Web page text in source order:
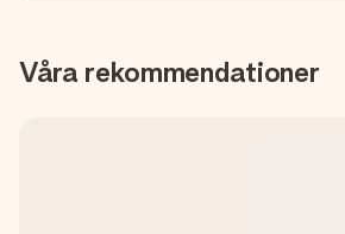
Våra rekommendationer